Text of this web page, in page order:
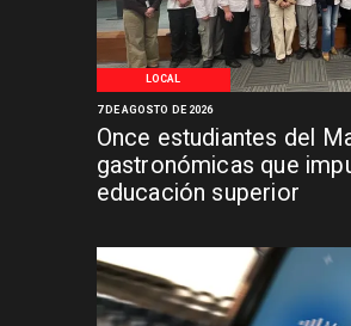
LOCAL
Once estudiantes del
gastronómicas que
educación superior
7 DE AGOSTO DE 2026